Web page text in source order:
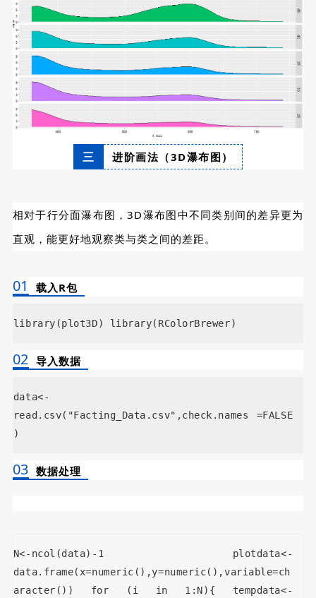
三 进阶画法（3D瀑布图）
相对于行分面瀑布图，3D瀑布图中不同类别间的差异更为
直观，能更好地观察类与类之间的差距。
01 载入R包
library(plot3D) library(RColorBrewer)
02 导入数据
data<-
read.csv("Facting_Data.csv",check.names =FALSE
)
03 数据处理
N<-ncol(data)-1 plotdata<-
data.frame(x=numeric(),y=numeric(),variable=ch
aracter()) for (i in 1:N){ tempdata<-